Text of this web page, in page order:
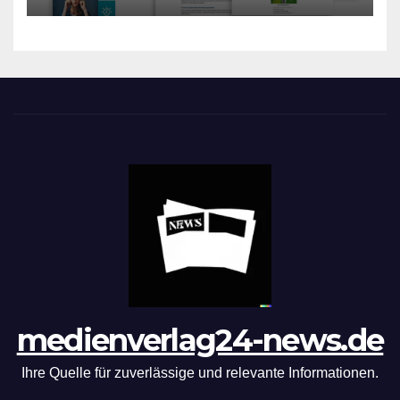
medienverlag24-news.de
Ihre Quelle für zuverlässige und relevante Informationen.